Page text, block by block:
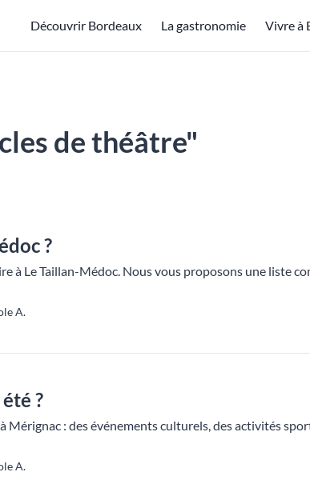
Découvrir Bordeaux La gastronomie Vivre à
de théâtre"
?
à Le Taillan-Médoc. Nous vous proposons une liste
A.
?
Mérignac : des événements culturels, des activités
A.